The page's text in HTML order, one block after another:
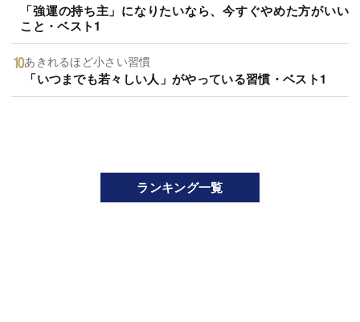
「強運の持ち主」になりたいなら、今すぐやめた方がいい
こと・ベスト1
あきれるほど小さい習慣
「いつまでも若々しい人」がやっている習慣・ベスト1
ランキング一覧